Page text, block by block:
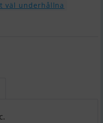
väl underhållna